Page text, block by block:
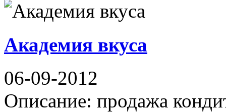
Академия вкуса
06-09-2012
Описание: продажа